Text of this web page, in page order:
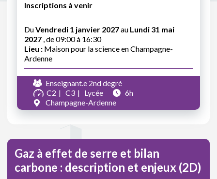
Inscriptions à venir
DuVendredi 1 janvier 2027au Lundi 31 mai
2027 , de 09:00 à 16:30
Lieu : Maison pour la science en Champagne-
Ardenne
Enseignant.e 2nd degré
C2
C3 Lycée
6h
Champagne-Ardenne
Gaz à effet de serre et bilan
carbone : description et enjeux (2D)